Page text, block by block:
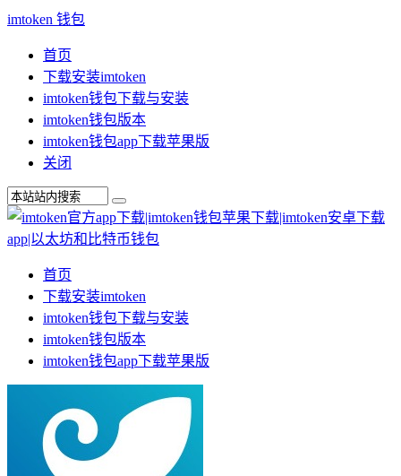
imtoken 钱包
首页
下载安装imtoken
imtoken钱包下载与安装
imtoken钱包版本
imtoken钱包app下载苹果版
关闭
首页
下载安装imtoken
imtoken钱包下载与安装
imtoken钱包版本
imtoken钱包app下载苹果版